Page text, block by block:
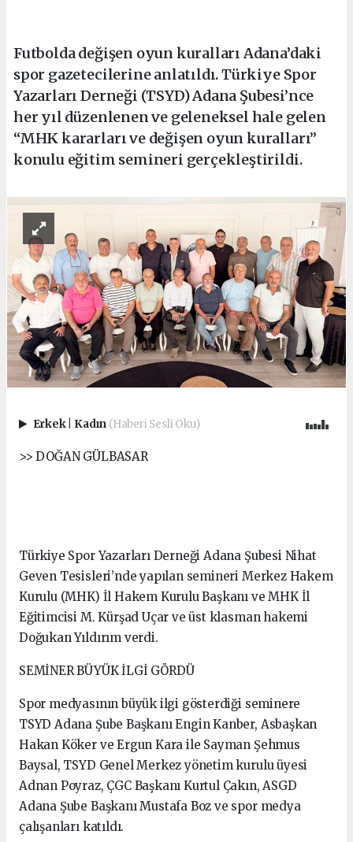
Futbolda değişen oyun kuralları Adana’daki
spor gazetecilerine anlatıldı. Türkiye Spor
Yazarları Derneği (TSYD) Adana Şubesi’nce
her yıl düzenlenen ve geleneksel hale gelen
“MHK kararları ve değişen oyun kuralları”
konulu eğitim semineri gerçekleştirildi.
Erkek Kadın (Haberi Sesli Oku)
>> DOĞAN GÜLBASAR
Türkiye Spor Yazarları Derneği Adana Şubesi Nihat
Geven Tesisleri’nde yapılan semineri Merkez Hakem
Kurulu (MHK) İl Hakem Kurulu Başkanı ve MHK İl
Eğitimcisi M. Kürşad Uçar ve üst klasman hakemi
Doğukan Yıldırım verdi.
SEMİNER BÜYÜK İLGİ GÖRDÜ
Spor medyasının büyük ilgi gösterdiği seminere
TSYD Adana Şube Başkanı Engin Kanber, Asbaşkan
Hakan Köker ve Ergun Kara ile Sayman Şehmus
Baysal, TSYD Genel Merkez yönetim kurulu üyesi
Adnan Poyraz, ÇGC Başkanı Kurtul Çakın, ASGD
Adana Şube Başkanı Mustafa Boz ve spor medya
çalışanları katıldı.